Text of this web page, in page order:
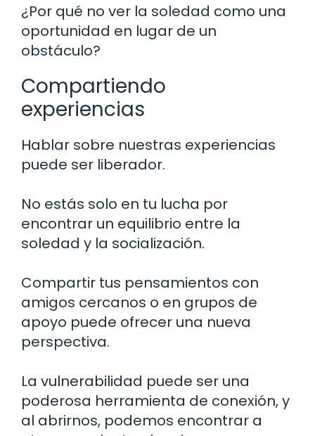
¿Por qué no ver la soledad como una
oportunidad en lugar de un
obstáculo?
Compartiendo
experiencias
Hablar sobre nuestras experiencias
puede ser liberador.
No estás solo en tu lucha por
encontrar un equilibrio entre la
soledad y la socialización.
Compartir tus pensamientos con
amigos cercanos o en grupos de
apoyo puede ofrecer una nueva
perspectiva.
La vulnerabilidad puede ser una
poderosa herramienta de conexión, y
al abrirnos, podemos encontrar a